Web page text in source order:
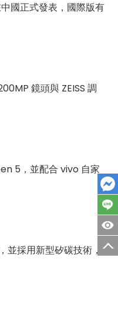
國正式發表，國際版有
鏡頭與 ZEISS 調
5，並配合 vivo 自家
採用新型矽碳技術，